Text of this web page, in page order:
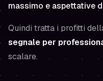
massimo e aspettative
Quindi tratta i profitti
segnale per
scalare.